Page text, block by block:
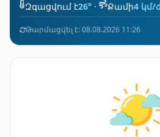
Զգացվում է26° · Քամի4 կմ/
Թարմացվել է: 08.08.2026 11:26